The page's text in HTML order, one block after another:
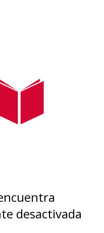
desactivada